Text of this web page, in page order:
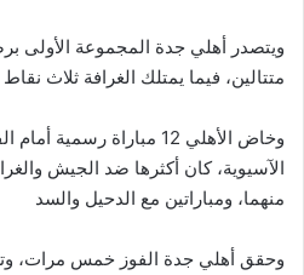
ويتصدر أهلي جدة المجموعة الأولى
متتالين، فيما يمتلك الغرافة ثلاث
وخاض الأهلي 12 مباراة
منهما، ومباراتين مع الدحيل والسد
وحقق أهلي جدة الفوز خمس مرات،